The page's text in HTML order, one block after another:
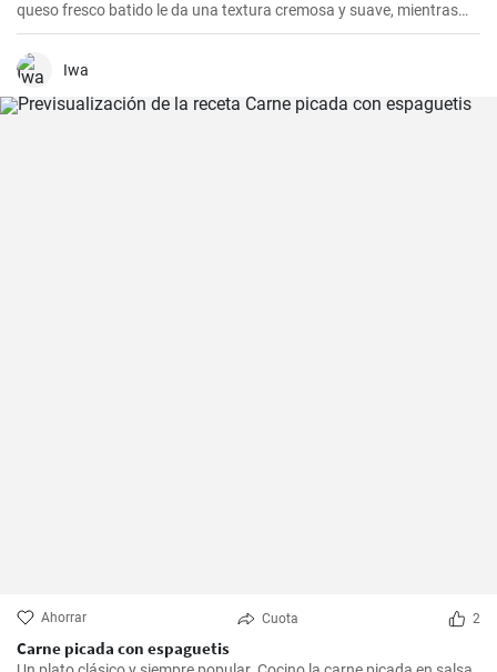
queso fresco batido le da una textura cremosa y suave, mientras
que el atún le aporta proteínas con el sabor. Suele servirse fría,
acompañada de tostadas o pan integral.
Iwa
Ahorrar Cuota 2
Carne picada con espaguetis